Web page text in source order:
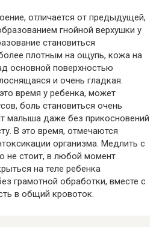
отличается от предыдущей,
гнойной верхушки у
становиться
плотным на ощупь, кожа на
основной поверхностью
и очень гладкая.
время у ребенка, может
боль становиться очень
малыша даже без прикосновений
В это время, отмечаются
организма. Медлить с
не стоит, в любой момент
на теле ребенка
грамотной обработки, вместе с
в общий кровоток.